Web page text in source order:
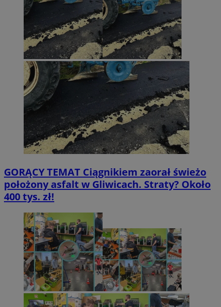
GORĄCY TEMAT Ciągnikiem zaorał świeżo
położony asfalt w Gliwicach. Straty? Około
400 tys. zł!